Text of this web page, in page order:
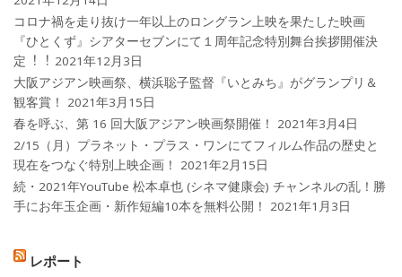
コロナ禍を⾛り抜け⼀年以上のロングラン上映を果たした映画
『ひとくず』シアターセブンにて１周年記念特別舞台挨拶開催決
定︕︕ 2021年12月3日
大阪アジアン映画祭、横浜聡子監督『いとみち』がグランプリ＆
観客賞！
2021年3月15日
春を呼ぶ、第 16 回大阪アジアン映画祭開催！
2021年3月4日
2/15（月）プラネット・プラス・ワンにてフィルム作品の歴史と
現在をつなぐ特別上映企画！
2021年2月15日
続・2021年YouTube 松本卓也 (シネマ健康会) チャンネルの乱！勝
手にお年玉企画・新作短編10本を無料公開！
2021年1月3日
レポート